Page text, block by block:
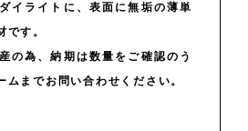
イライトに、表面に無垢の薄単
です。
の為、納期は数量をご確認のう
ムまでお問い合わせください。